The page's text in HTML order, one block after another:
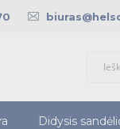
Didysis